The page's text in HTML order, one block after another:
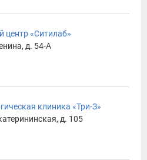
центр «Ситилаб»
д. 54-А
клиника «Три-З»
д. 105